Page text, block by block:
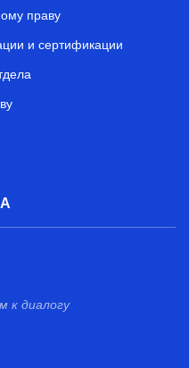
праву
и сертификации
к диалогу